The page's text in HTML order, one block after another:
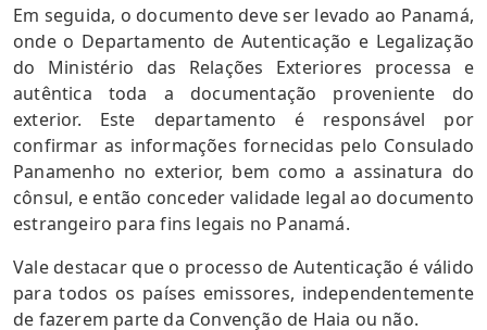
Em seguida, o documento deve ser levado ao Panamá,
onde o Departamento de Autenticação e Legalização
do Ministério das Relações Exteriores processa e
autêntica toda a documentação proveniente do
exterior. Este departamento é responsável por
confirmar as informações fornecidas pelo Consulado
Panamenho no exterior, bem como a assinatura do
cônsul, e então conceder validade legal ao documento
estrangeiro para fins legais no Panamá.
Vale destacar que o processo de Autenticação é válido
para todos os países emissores, independentemente
de fazerem parte da Convenção de Haia ou não.